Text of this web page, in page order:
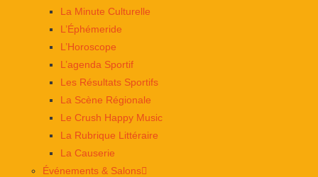
La Minute Culturelle
L’Éphémeride
L’Horoscope
L’agenda Sportif
Les Résultats Sportifs
La Scène Régionale
Le Crush Happy Music
La Rubrique Littéraire
La Causerie
Événements & Salons